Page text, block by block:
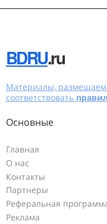
BDRU.ru
Материалы,
соответствовать
Основные
Главная
О нас
Контакты
Партнеры
Реферальная
Реклама